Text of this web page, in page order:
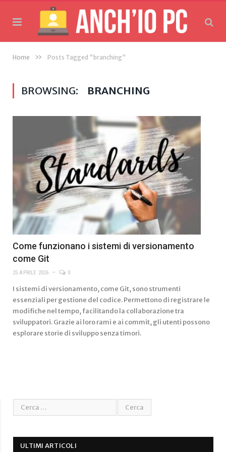
Home » Posts Tagged "branching"
BROWSING: BRANCHING
Come funzionano i sistemi di versionamento
come Git
25 APRILE 2026 0
I sistemi di versionamento, come Git, sono strumenti
essenziali per gestione del codice. Permettono di registrare le
modifiche nel tempo, facilitando la collaborazione tra
sviluppatori. Grazie ai loro rami e ai commit, gli utenti possono
esplorare storie di sviluppo senza timori.
ULTIMI ARTICOLI